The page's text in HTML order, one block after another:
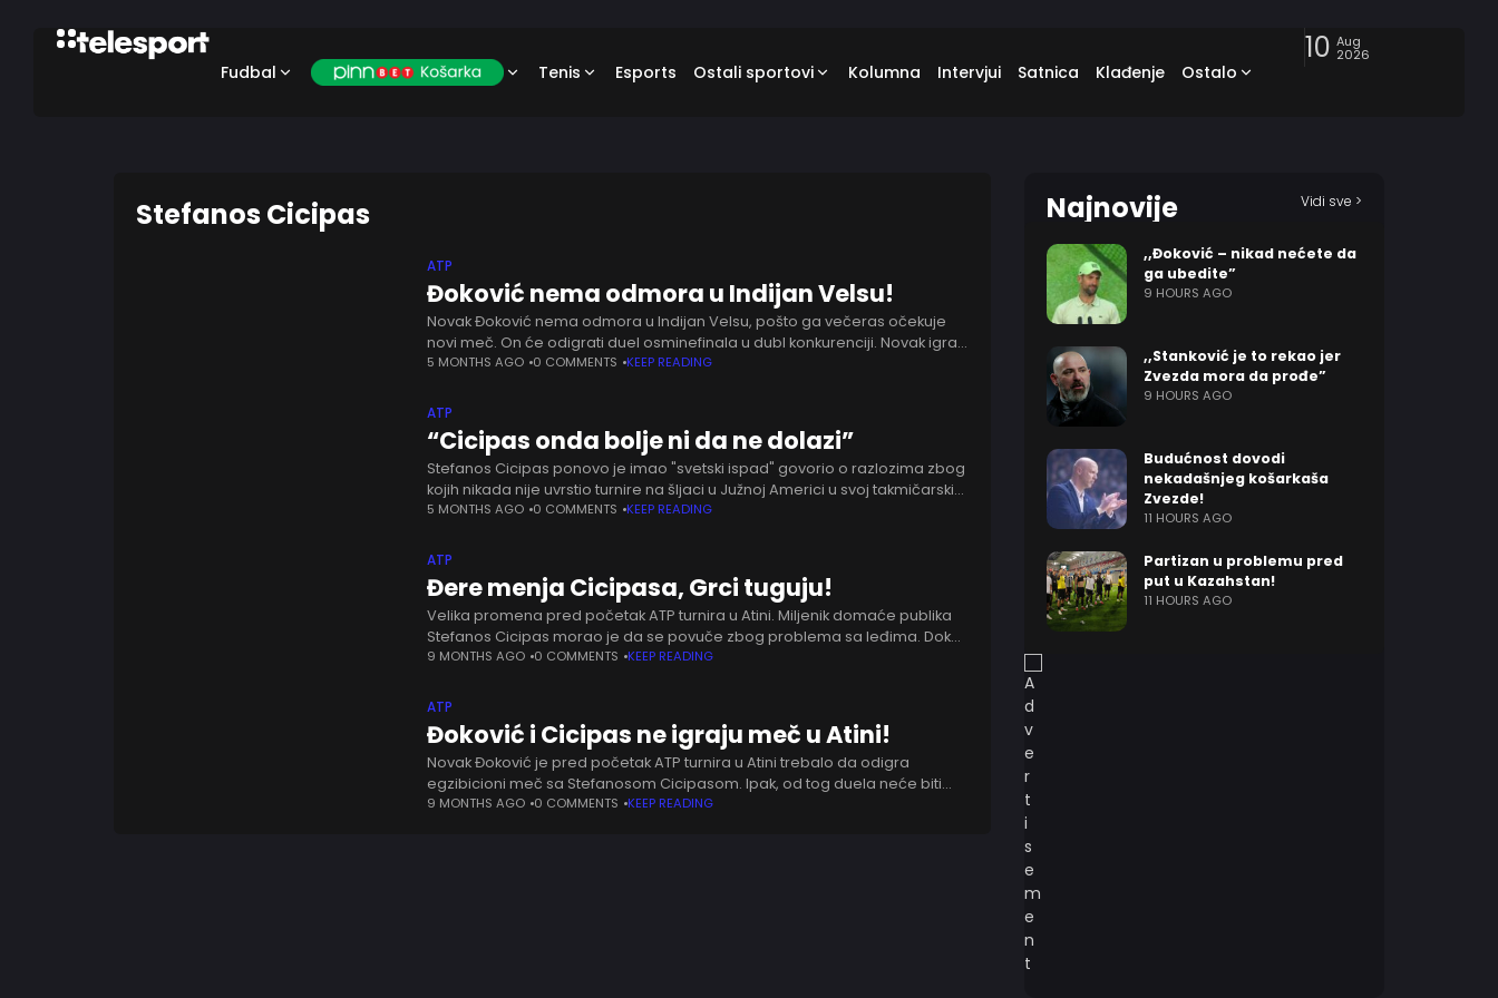
Fudbal Tenis Esports Ostali sportovi Kolumna Intervjui Satnica Klađenje Ostalo
10 Aug
2026
Stefanos Cicipas
ATP
Đoković nema odmora u Indijan Velsu!
Novak Đoković nema odmora u Indijan Velsu, pošto ga večeras očekuje
novi meč. On će odigrati duel osminefinala u dubl konkurenciji. Novak igra
u paru sa Stefanosom Cicipasom. Rivali će
5 MONTHS AGO 0 COMMENTS KEEP READING
ATP
“Cicipas onda bolje ni da ne dolazi”
Stefanos Cicipas ponovo je imao "svetski ispad" govorio o razlozima zbog
kojih nikada nije uvrstio turnire na šljaci u Južnoj Americi u svoj takmičarski
kalendar. Nekadašnji svetski broj tri objasnio
5 MONTHS AGO 0 COMMENTS KEEP READING
ATP
Đere menja Cicipasa, Grci tuguju!
Velika promena pred početak ATP turnira u Atini. Miljenik domaće publika
Stefanos Cicipas morao je da se povuče zbog problema sa leđima. Dok
su to užasne vesti za ljubitelje tenisa
9 MONTHS AGO 0 COMMENTS KEEP READING
ATP
Đoković i Cicipas ne igraju meč u Atini!
Novak Đoković je pred početak ATP turnira u Atini trebalo da odigra
egzibicioni meč sa Stefanosom Cicipasom. Ipak, od tog duela neće biti
ništa pošto je otkazan. Njihov meč, koji
9 MONTHS AGO 0 COMMENTS KEEP READING
Najnovije Vidi sve >
,,Đoković – nikad nećete da
ga ubedite”
9 HOURS AGO
,,Stanković je to rekao jer
Zvezda mora da prođe”
9 HOURS AGO
Budućnost dovodi
nekadašnjeg košarkaša
Zvezde!
11 HOURS AGO
Partizan u problemu pred
put u Kazahstan!
11 HOURS AGO